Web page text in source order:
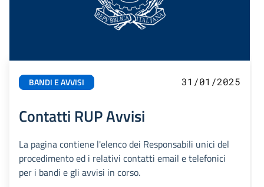
BANDI E AVVISI 31/01/2025
Contatti RUP Avvisi
La pagina contiene l'elenco dei Responsabili unici del
procedimento ed i relativi contatti email e telefonici
per i bandi e gli avvisi in corso.